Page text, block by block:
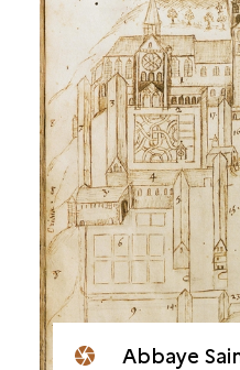
Abbaye Saint-Germain, vue